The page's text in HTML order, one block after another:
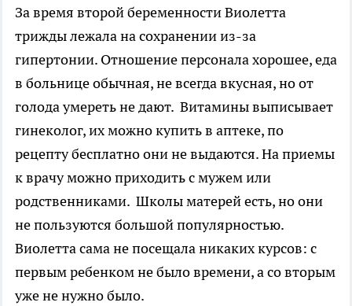
За время второй беременности Виолетта
трижды лежала на сохранении из-за
гипертонии. Отношение персонала хорошее, еда
в больнице обычная, не всегда вкусная, но от
голода умереть не дают. Витамины выписывает
гинеколог, их можно купить в аптеке, по
рецепту бесплатно они не выдаются. На приемы
к врачу можно приходить с мужем или
родственниками. Школы матерей есть, но они
не пользуются большой популярностью.
Виолетта сама не посещала никаких курсов: с
первым ребенком не было времени, а со вторым
уже не нужно было.